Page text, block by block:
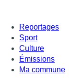
Reportages
Sport
Culture
Émissions
Ma commune